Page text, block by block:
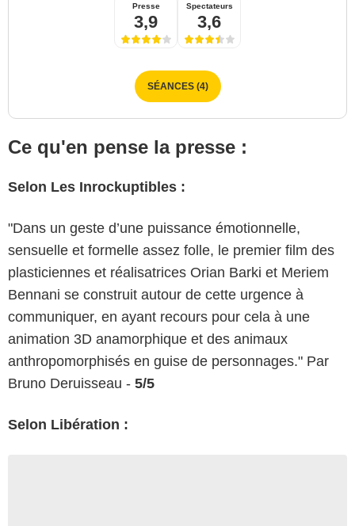
Presse
3,9
Spectateurs
3,6
SÉANCES (4)
Ce qu'en pense la presse :
Selon Les Inrockuptibles :
"Dans un geste d’une puissance émotionnelle,
sensuelle et formelle assez folle, le premier film des
plasticiennes et réalisatrices Orian Barki et Meriem
Bennani se construit autour de cette urgence à
communiquer, en ayant recours pour cela à une
animation 3D anamorphique et des animaux
anthropomorphisés en guise de personnages." Par
Bruno Deruisseau - 5/5
Selon Libération :